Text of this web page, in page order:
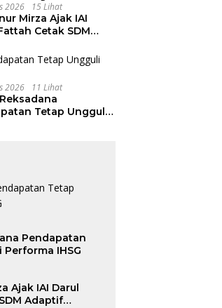
2026 15 Lihat
Mirza Ajak IAI
Cetak SDM
2026 11 Lihat
Tetap Ungguli
Pendapatan
IHSG
Ajak IAI Darul
Adaptif